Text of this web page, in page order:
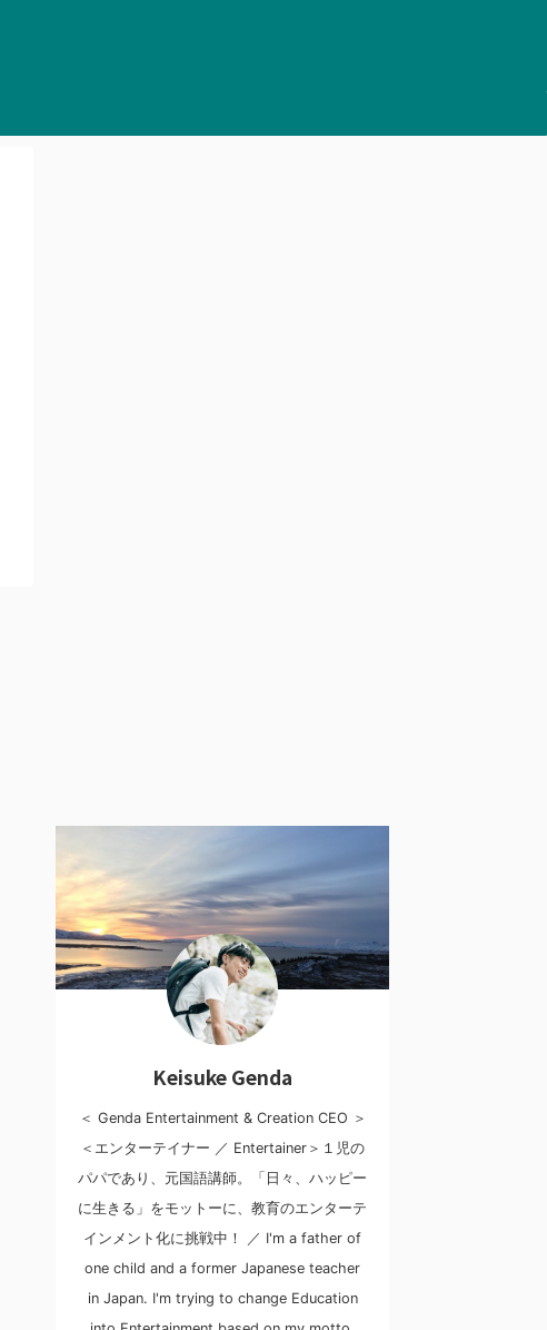
Keisuke Genda
＜ Genda Entertainment & Creation CEO ＞
＜エンターテイナー ／ Entertainer＞１児の
パパであり、元国語講師。「日々、ハッピー
に生きる」をモットーに、教育のエンターテ
インメント化に挑戦中！ ／ I'm a father of
one child and a former Japanese teacher
in Japan. I'm trying to change Education